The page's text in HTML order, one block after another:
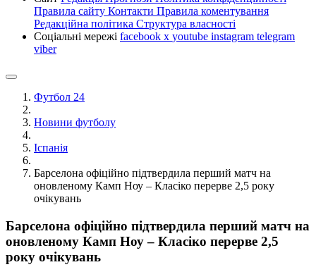
Правила сайту Контакти Правила коментування
Редакційна політика Структура власності
Соціальні мережі facebook x youtube instagram telegram
viber
Футбол 24
Новини футболу
Іспанія
Барселона офіційно підтвердила перший матч на
оновленому Камп Ноу – Класіко перерве 2,5 року
очікувань
Барселона офіційно підтвердила перший матч на
оновленому Камп Ноу – Класіко перерве 2,5
року очікувань